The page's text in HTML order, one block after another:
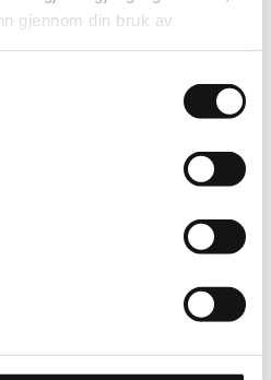
gjennom din bruk av